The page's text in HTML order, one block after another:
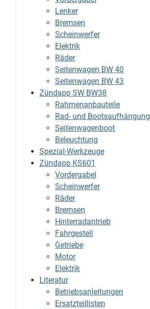
Lenker
Bremsen
Scheinwerfer
Elektrik
Räder
Seitenwagen BW 40
Seitenwagen BW 43
Zündapp SW BW38
Rahmenanbauteile
Rad- und Bootsaufhängung
Seitenwagenboot
Beleuchtung
Spezial-Werkzeuge
Zündapp KS601
Vordergabel
Scheinwerfer
Räder
Bremsen
Hinterradantrieb
Fahrgestell
Getriebe
Motor
Elektrik
Literatur
Betriebsanleitungen
Ersatzteillisten